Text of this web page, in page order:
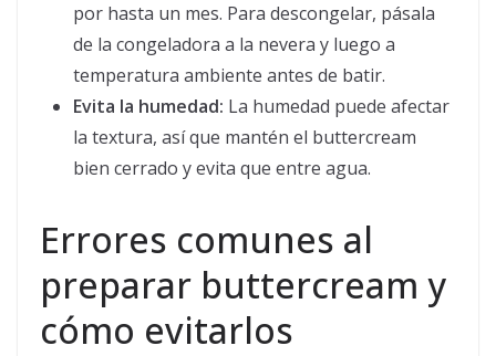
por hasta un mes. Para descongelar, pásala
de la congeladora a la nevera y luego a
temperatura ambiente antes de batir.
Evita la humedad: La humedad puede afectar
la textura, así que mantén el buttercream
bien cerrado y evita que entre agua.
Errores comunes al
preparar buttercream y
cómo evitarlos